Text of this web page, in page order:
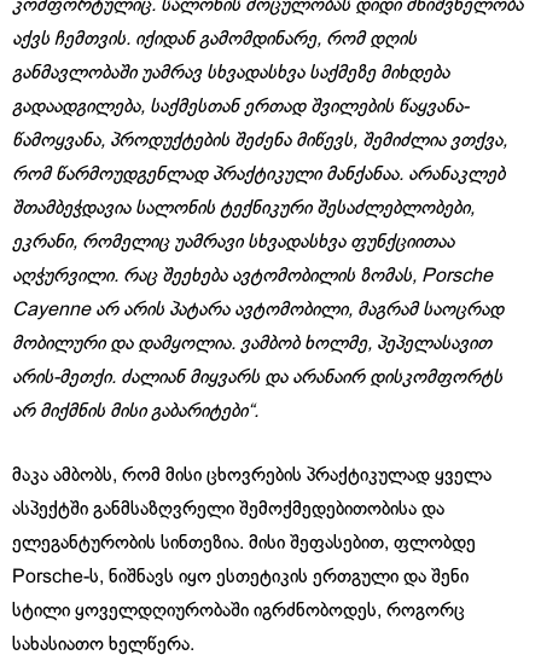
კომფორტულიც. სალონის მოცულობას დიდი მნიშვნელობა
აქვს ჩემთვის. იქიდან გამომდინარე, რომ დღის
განმავლობაში უამრავ სხვადასხვა საქმეზე მიხდება
გადაადგილება, საქმესთან ერთად შვილების წაყვანა-
წამოყვანა, პროდუქტების შეძენა მიწევს, შემიძლია ვთქვა,
რომ წარმოუდგენლად პრაქტიკული მანქანაა. არანაკლებ
შთამბეჭდავია სალონის ტექნიკური შესაძლებლობები,
ეკრანი, რომელიც უამრავი სხვადასხვა ფუნქციითაა
აღჭურვილი. რაც შეეხება ავტომობილის ზომას, Porsche
Cayenne არ არის პატარა ავტომობილი, მაგრამ საოცრად
მობილური და დამყოლია. ვამბობ ხოლმე, პეპელასავით
არის-მეთქი. ძალიან მიყვარს და არანაირ დისკომფორტს
არ მიქმნის მისი გაბარიტები“.
მაკა ამბობს, რომ მისი ცხოვრების პრაქტიკულად ყველა
ასპექტში განმსაზღვრელი შემოქმედებითობისა და
ელეგანტურობის სინთეზია. მისი შეფასებით, ფლობდე
Porsche-ს, ნიშნავს იყო ესთეტიკის ერთგული და შენი
სტილი ყოველდღიურობაში იგრძნობოდეს, როგორც
სახასიათო ხელწერა.